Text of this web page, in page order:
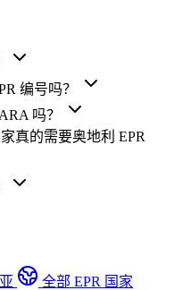
编号吗？
吗？
真的需要奥地利 EPR
全部 EPR 国家